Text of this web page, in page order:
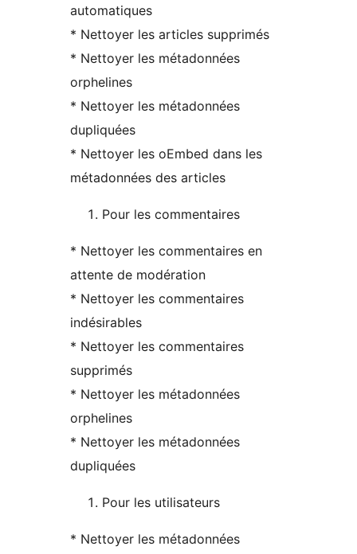
automatiques
* Nettoyer les articles supprimés
* Nettoyer les métadonnées
orphelines
* Nettoyer les métadonnées
dupliquées
* Nettoyer les oEmbed dans les
métadonnées des articles
Pour les commentaires
* Nettoyer les commentaires en
attente de modération
* Nettoyer les commentaires
indésirables
* Nettoyer les commentaires
supprimés
* Nettoyer les métadonnées
orphelines
* Nettoyer les métadonnées
dupliquées
Pour les utilisateurs
* Nettoyer les métadonnées